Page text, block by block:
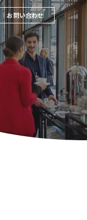
お問い合わせ